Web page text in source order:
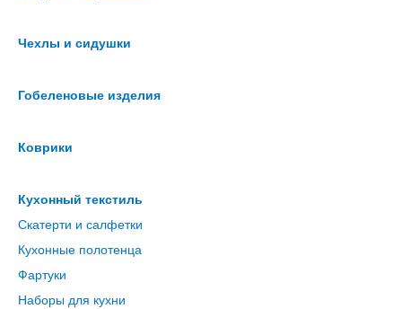
Чехлы и сидушки
Гобеленовые изделия
Коврики
Кухонный текстиль
Скатерти и салфетки
Кухонные полотенца
Фартуки
Наборы для кухни